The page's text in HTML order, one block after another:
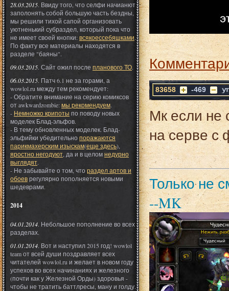
83658 -469
Мк если не
на серве с
Только не
--MK
28.03.2015. Ввиду того, что селфи начианют
заполонять собой большую часть бездны,
мы решили тихой сапой организовать
уютненький субраздел, который пока что
не имеет своей кнопки:всякоессебяшками.
По факту все материалы находятся в
разделе "баяны".
09.03.2015. Сайт ожил после планового ТО.
06.03.2015. Патч 6.1 не за горами, а
wowlol.ru между тем рекомендует:
- Обратите внимание на серию комиксов
от awkwardzombie:мы рекомендуем.
- Немножко крипоты по поводу новых
моделек Блад-эльфов.
- В тему обновленных моделек. Блад-
эльфийки убедительнопоражаются
парикмахерским изыскам(еще здесь),
яростно негодуют , да и в целомнедурно
выглядят.
- Не забывайте о том, чтораздел артов и
обоеврегулярно пополняется новыми
шедеврами.
2014
04.01.2014. Небольшое пополнение во всех
разделах.
01.01.2014. Вот и наступил 2015 год! wowlol
team от всей души поздравляет всех
читателей wowlol.ru и желает в новом году
успехов во всех начинаниях и железного
(почти как у Железной Орды) здоровья -
чтобы не тратить баттлресы, ману и голду.